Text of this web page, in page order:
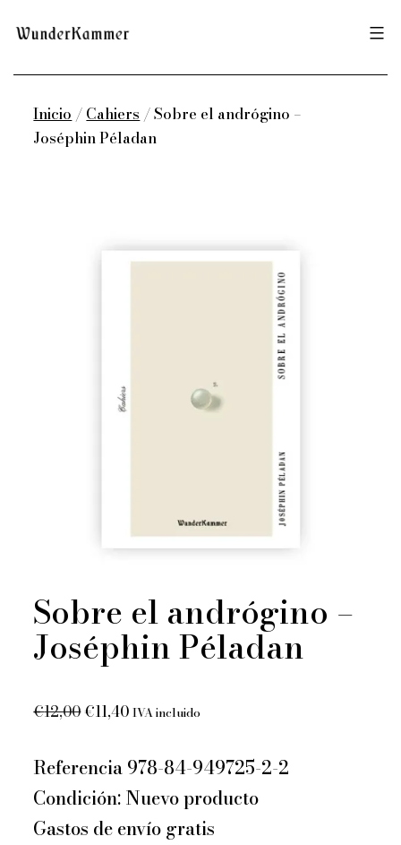
contenido
Wunderkammer
Inicio / Cahiers / Sobre el andrógino –
Joséphin Péladan
Sobre el andrógino –
Joséphin Péladan
€12,00El
original
€12,00.
€11,40El
actual
€11,40.
IVA incluido
Referencia 978-84-949725-2-2
Condición: Nuevo producto
Gastos de envío gratis